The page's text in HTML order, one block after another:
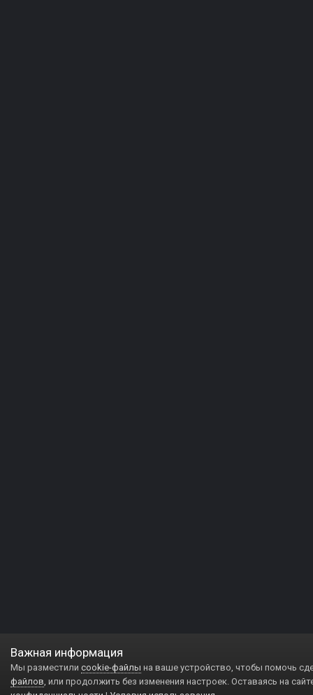
Важная информация
Мы разместили cookie-файлы на ваше устройство, чтобы помочь
файлов, или продолжить без изменения настроек. Оставаясь на